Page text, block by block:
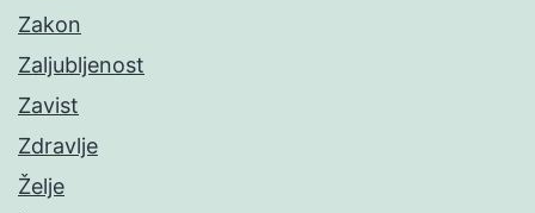
Zakon
Zaljubljenost
Zavist
Zdravlje
Želje